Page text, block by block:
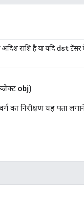
राशि है या यदि dstटेंसर
obj)
निरीक्षण यह पता लगाने